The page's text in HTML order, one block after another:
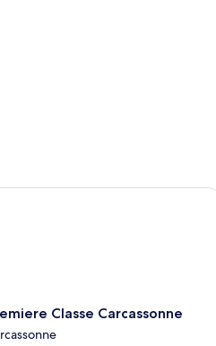
Classe Carcassonne
Classe Carcassonne